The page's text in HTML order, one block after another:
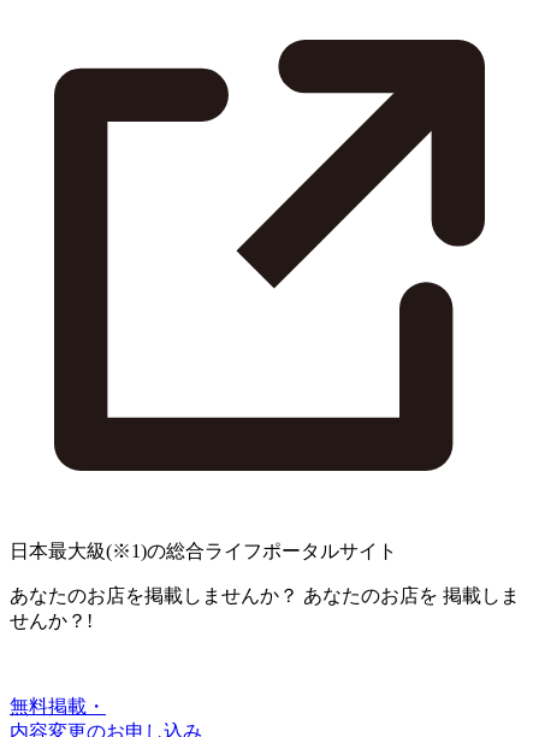
日本最大級(※1)の総合ライフポータルサイト
あなたのお店を掲載しませんか？ あなたのお店を 掲載しま
せんか？!
無料掲載・
内容変更のお申し込み